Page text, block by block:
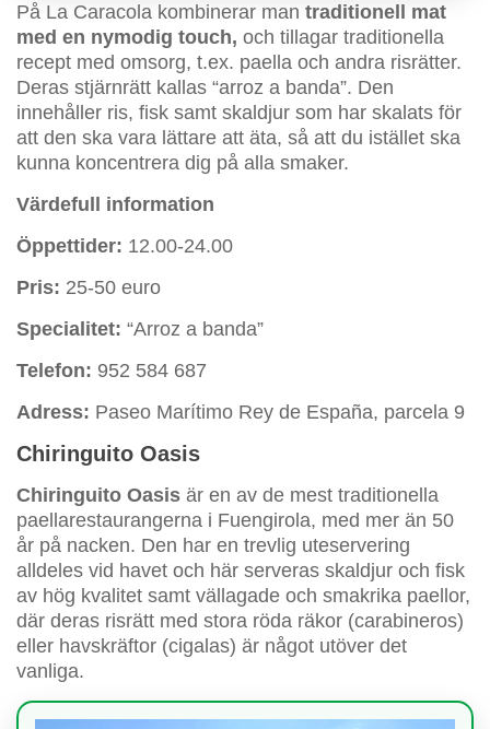
På La Caracola kombinerar man traditionell mat
med en nymodig touch, och tillagar traditionella
recept med omsorg, t.ex. paella och andra risrätter.
Deras stjärnrätt kallas “arroz a banda”. Den
innehåller ris, fisk samt skaldjur som har skalats för
att den ska vara lättare att äta, så att du istället ska
kunna koncentrera dig på alla smaker.
Värdefull information
Öppettider: 12.00-24.00
Pris: 25-50 euro
Specialitet: “Arroz a banda”
Telefon: 952 584 687
Adress: Paseo Marítimo Rey de España, parcela 9
Chiringuito Oasis
Chiringuito Oasis är en av de mest traditionella
paellarestaurangerna i Fuengirola, med mer än 50
år på nacken. Den har en trevlig uteservering
alldeles vid havet och här serveras skaldjur och fisk
av hög kvalitet samt vällagade och smakrika paellor,
där deras risrätt med stora röda räkor (carabineros)
eller havskräftor (cigalas) är något utöver det
vanliga.